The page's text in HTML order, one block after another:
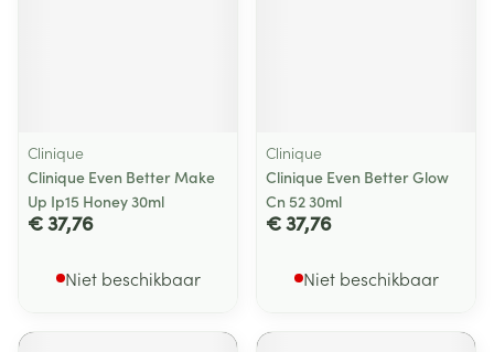
Clinique
Clinique Even Better Make
Up Ip15 Honey 30ml
€ 37,76
Niet beschikbaar
Clinique
Clinique Even Better Glow
Cn 52 30ml
€ 37,76
Niet beschikbaar